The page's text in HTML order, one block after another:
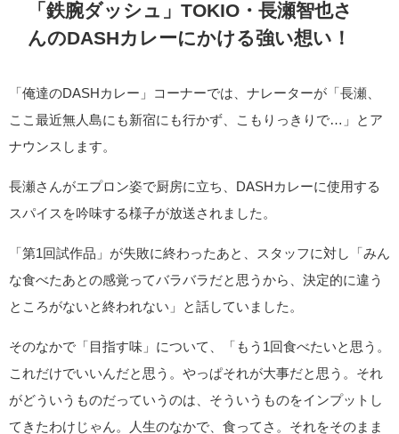
「鉄腕ダッシュ」TOKIO・長瀬智也さ
んのDASHカレーにかける強い想い！
「俺達のDASHカレー」コーナーでは、ナレーターが「長瀬、
ここ最近無人島にも新宿にも行かず、こもりっきりで…」とア
ナウンスします。
長瀬さんがエプロン姿で厨房に立ち、DASHカレーに使用する
スパイスを吟味する様子が放送されました。
「第1回試作品」が失敗に終わったあと、スタッフに対し「みん
な食べたあとの感覚ってバラバラだと思うから、決定的に違う
ところがないと終われない」と話していました。
そのなかで「目指す味」について、「もう1回食べたいと思う。
これだけでいいんだと思う。やっぱそれが大事だと思う。それ
がどういうものだっていうのは、そういうものをインプットし
てきたわけじゃん。人生のなかで、食ってさ。それをそのまま